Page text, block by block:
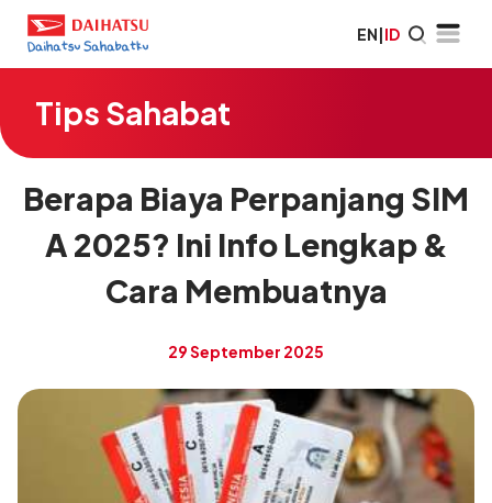
EN|ID
Tips Sahabat
Berapa Biaya Perpanjang SIM
A 2025? Ini Info Lengkap &
Cara Membuatnya
29 September 2025